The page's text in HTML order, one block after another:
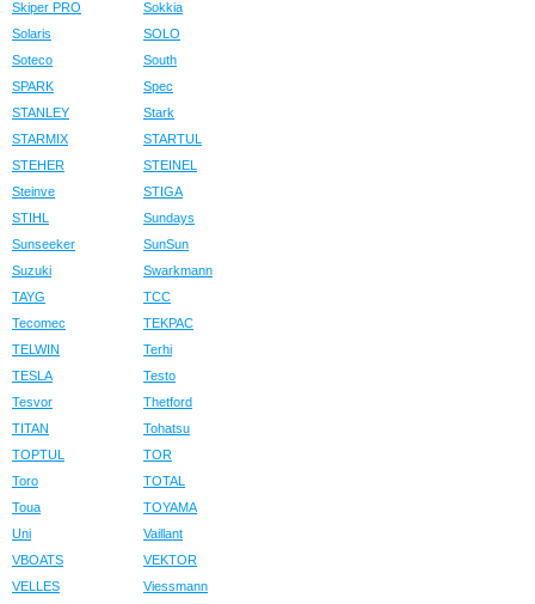
Skiper PRO
Sokkia
Solaris
SOLO
Soteco
South
SPARK
Spec
STANLEY
Stark
STARMIX
STARTUL
STEHER
STEINEL
Steinve
STIGA
STIHL
Sundays
Sunseeker
SunSun
Suzuki
Swarkmann
TAYG
TCC
Tecomec
TEKPAC
TELWIN
Terhi
TESLA
Testo
Tesvor
Thetford
TITAN
Tohatsu
TOPTUL
TOR
Toro
TOTAL
Toua
TOYAMA
Uni
Vaillant
VBOATS
VEKTOR
VELLES
Viessmann